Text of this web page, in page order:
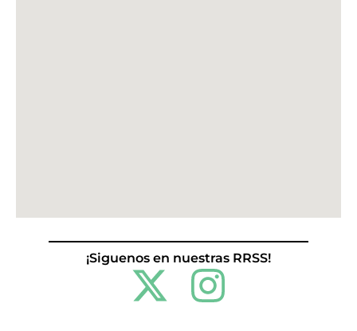
¡Siguenos en nuestras RRSS!
X
I